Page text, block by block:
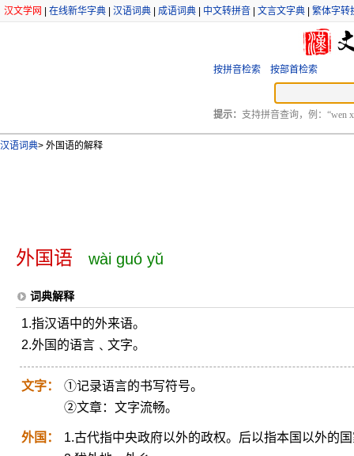
汉文学网 在线新华字典 汉语词典 成语词典 中文转拼音 文言文字典 繁体字转
按拼音检索 按部首检索
提示： 支持拼音查询，例：“wen
汉语词典> 外国语的解释
外国语 wài guó yǔ
词典解释
1.指汉语中的外来语。
2.外国的语言﹑文字。
文字：
①记录语言的书写符号。
②文章：文字流畅。
外国：
1.古代指中央政府以外的政权。后以指本国以外的